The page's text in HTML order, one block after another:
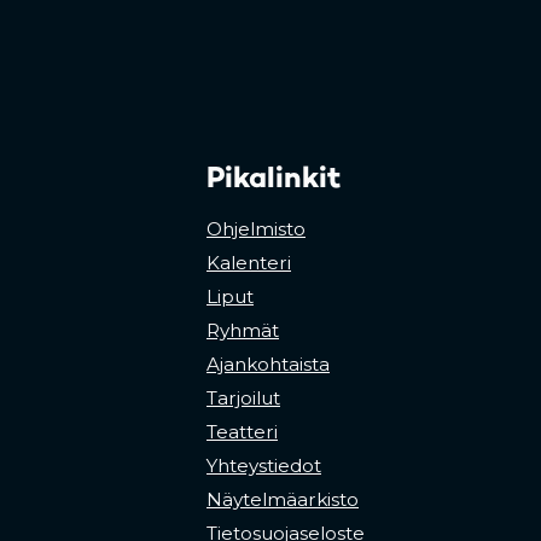
Pikalinkit
Ohjelmisto
Kalenteri
Liput
Ryhmät
Ajankohtaista
Tarjoilut
Teatteri
Yhteystiedot
Näytelmäarkisto
Tietosuojaseloste